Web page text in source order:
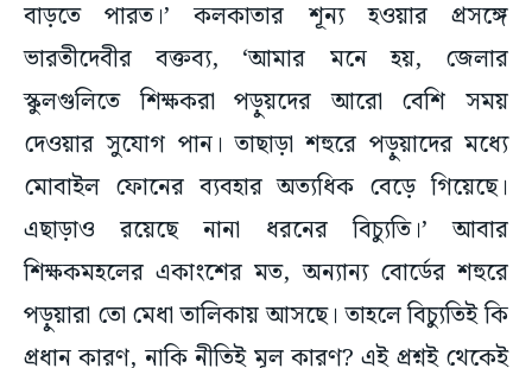
বাড়তে পারত।’ কলকাতার শূন্য হওয়ার প্রসঙ্গে
ভারতীদেবীর বক্তব্য, ‘আমার মনে হয়, জেলার
স্কুলগুলিতে শিক্ষকরা পড়ুয়দের আরো বেশি সময়
দেওয়ার সুযোগ পান। তাছাড়া শহুরে পড়ুয়াদের মধ্যে
মোবাইল ফোনের ব্যবহার অত্যধিক বেড়ে গিয়েছে।
এছাড়াও রয়েছে নানা ধরনের বিচ্যুতি।’ আবার
শিক্ষকমহলের একাংশের মত, অন্যান্য বোর্ডের শহুরে
পড়ুয়ারা তো মেধা তালিকায় আসছে। তাহলে বিচ্যুতিই কি
প্রধান কারণ, নাকি নীতিই মূল কারণ? এই প্রশ্নই থেকেই